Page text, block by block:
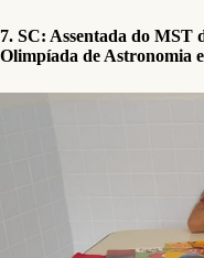
7. SC: Assentada do MST
Olimpíada de Astronomia